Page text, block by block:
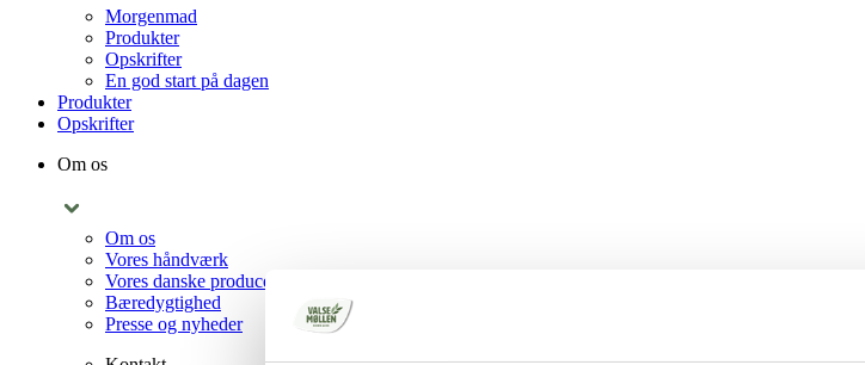
Morgenmad
Produkter
Opskrifter
En god start på dagen
Produkter
Opskrifter
Om os
Om os
Vores håndværk
Vores danske producenter
Bæredygtighed
Presse og nyheder